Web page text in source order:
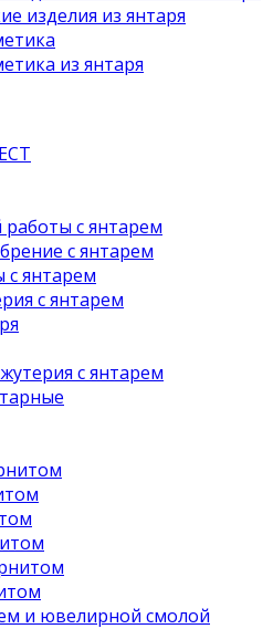
изделия из янтаря
из янтаря
с янтарем
с янтарем
янтарем
с янтарем
с янтарем
и ювелирной смолой